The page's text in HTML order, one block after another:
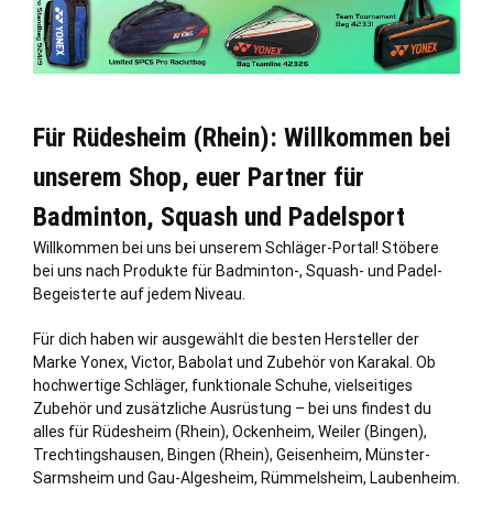
Für Rüdesheim (Rhein): Willkommen bei
unserem Shop, euer Partner für
Badminton, Squash und Padelsport
Willkommen bei uns bei unserem Schläger-Portal! Stöbere
bei uns nach Produkte für Badminton-, Squash- und Padel-
Begeisterte auf jedem Niveau.
Für dich haben wir ausgewählt die besten Hersteller der
Marke Yonex, Victor, Babolat und Zubehör von Karakal. Ob
hochwertige Schläger, funktionale Schuhe, vielseitiges
Zubehör und zusätzliche Ausrüstung – bei uns findest du
alles für Rüdesheim (Rhein), Ockenheim, Weiler (Bingen),
Trechtingshausen, Bingen (Rhein), Geisenheim, Münster-
Sarmsheim und Gau-Algesheim, Rümmelsheim, Laubenheim.